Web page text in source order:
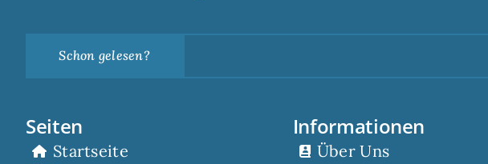
Schon gelesen?
Seiten
Startseite
Informationen
Über Uns